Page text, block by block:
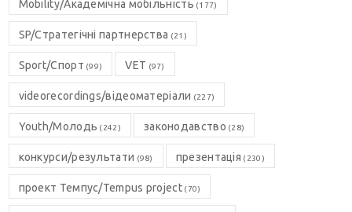
Mobility/Академічна мобільність (177)
SP/Стратегічні партнерства (21)
Sport/Спорт (99) VET (97)
videorecordings/відеоматеріали (227)
Youth/Молодь (242) законодавство (28)
конкурси/результати (98) презентація (230)
проект Темпус/Tempus project(70)